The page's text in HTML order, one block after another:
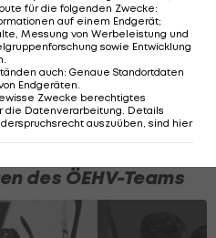
nur noch
Schritt vom NHL-
entfernt
des ÖEHV-Teams
für die folgenden Zwecke:
auf einem Endgerät;
Messung von Werbeleistung und
sowie Entwicklung
auch: Genaue Standortdaten
Endgeräten
Zwecke berechtigtes
die Datenverarbeitung. Details
auszuüben, sind hier